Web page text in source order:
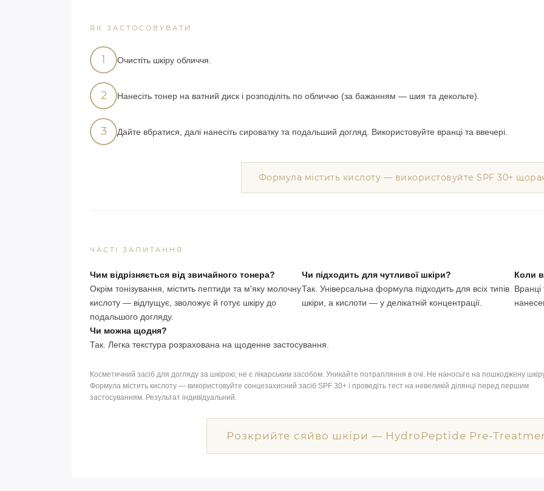
ЯК ЗАСТОСОВУВАТИ
1 Очистіть шкіру обличчя.
2 Нанесіть тонер на ватний диск і розподіліть по обличчю (за бажанням — шия та декольте).
3 Дайте вбратися, далі нанесіть сироватку та подальший догляд. Використовуйте вранці та ввечері.
Формула містить кислоту — використовуйте SPF 30+
ЧАСТІ ЗАПИТАННЯ
Чим відрізняється від звичайного тонера?
Окрім тонізування, містить пептиди та м'яку молочну
кислоту — відлущує, зволожує й готує шкіру до
подальшого догляду.
Чи підходить для чутливої шкіри?
Так. Універсальна формула підходить для всіх типів
шкіри, а кислоти — у делікатній концентрації.
Коли
Чи можна щодня?
Так. Легка текстура розрахована на щоденне застосування.
Косметичний засіб для догляду за шкірою; не є лікарським засобом. Уникайте потрапляння в очі. Не наносьте на пошкоджену
Формула містить кислоту — використовуйте сонцезахисний засіб SPF 30+ і проведіть тест на невеликій ділянці перед першим
застосуванням. Результат індивідуальний.
Розкрийте сяйво шкіри — HydroPeptide Pre-